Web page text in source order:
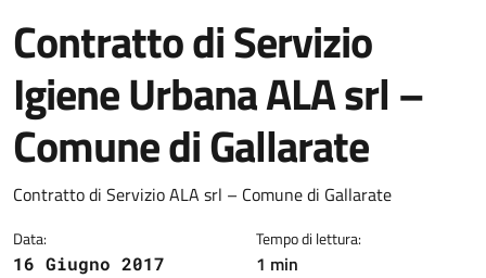
Contratto di Servizio
Igiene Urbana ALA srl –
Comune di Gallarate
Dettagli della notizia
Contratto di Servizio ALA srl – Comune di Gallarate
Data:
16 Giugno 2017
Tempo di lettura:
1 min